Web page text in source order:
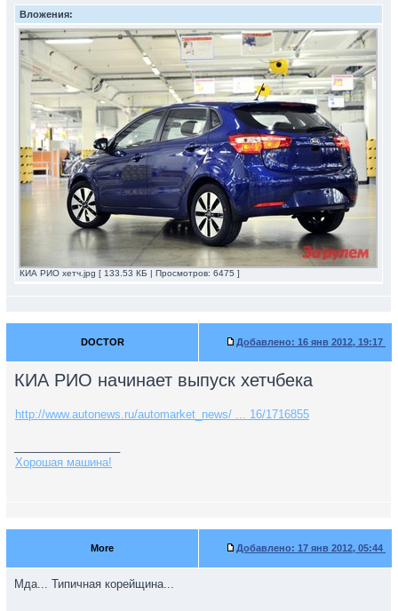
Вложения:
КИА РИО хетч.jpg [ 133.53 КБ | Просмотров: 6475 ]
DOCTOR Добавлено: 16 янв 2012, 19:17
КИА РИО начинает выпуск хетчбека
http://www.autonews.ru/automarket_news/ ... 16/1716855
Хорошая машина!
More Добавлено: 17 янв 2012, 05:44
Мда... Типичная корейщина...